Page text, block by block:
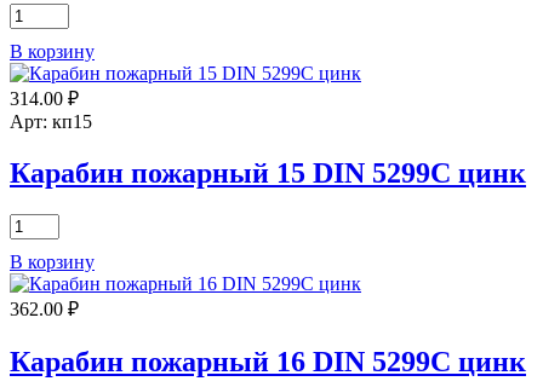
Количество
товара
Карабин
пожарный
4х40
DIN
цинк
В корзину
314.00 ₽
Арт: кп15
Карабин пожарный 15 DIN 5299C цинк
Количество
товара
Карабин
пожарный
15
5299C
цинк
В корзину
362.00 ₽
Карабин пожарный 16 DIN 5299C цинк